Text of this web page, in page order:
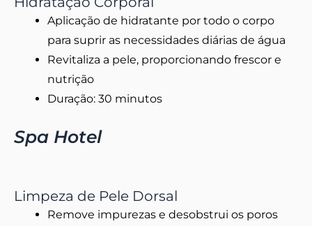
Aplicação de hidratante por todo o corpo
para suprir as necessidades diárias de água
Revitaliza a pele, proporcionando frescor e
nutrição
Duração: 30 minutos
Spa Hotel
Limpeza de Pele Dorsal
Remove impurezas e desobstrui os poros